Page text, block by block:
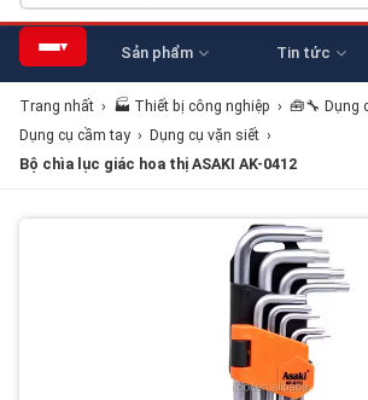
▾ Sản phẩm Tin tức
Trang nhất › 🏭 Thiết bị công nghiệp › 🧰🔧 Dụng
Dụng cụ cầm tay › Dụng cụ vặn siết ›
Bộ chìa lục giác hoa thị ASAKI AK-0412